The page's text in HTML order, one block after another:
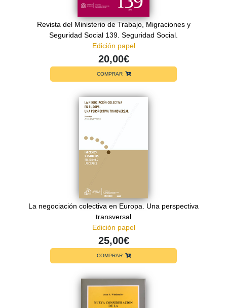
Revista del Ministerio de Trabajo, Migraciones y
Seguridad Social 139. Seguridad Social.
Edición papel
20,00€
COMPRAR
La negociación colectiva en Europa. Una perspectiva
transversal
Edición papel
25,00€
COMPRAR